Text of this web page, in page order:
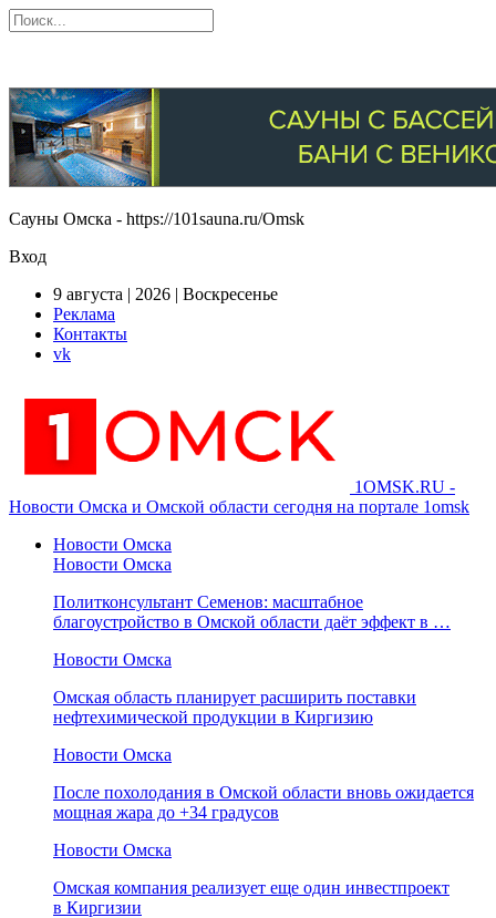
Сауны Омска - https://101sauna.ru/Omsk
Вход
9 августа | 2026 | Воскресенье
Реклама
Контакты
vk
1OMSK.RU -
Новости Омска и Омской области сегодня на портале 1omsk
Новости Омска
Новости Омска
Политконсультант Семенов: масштабное
благоустройство в Омской области даёт эффект в …
Новости Омска
Омская область планирует расширить поставки
нефтехимической продукции в Киргизию
Новости Омска
После похолодания в Омской области вновь ожидается
мощная жара до +34 градусов
Новости Омска
Омская компания реализует еще один инвестпроект
в Киргизии